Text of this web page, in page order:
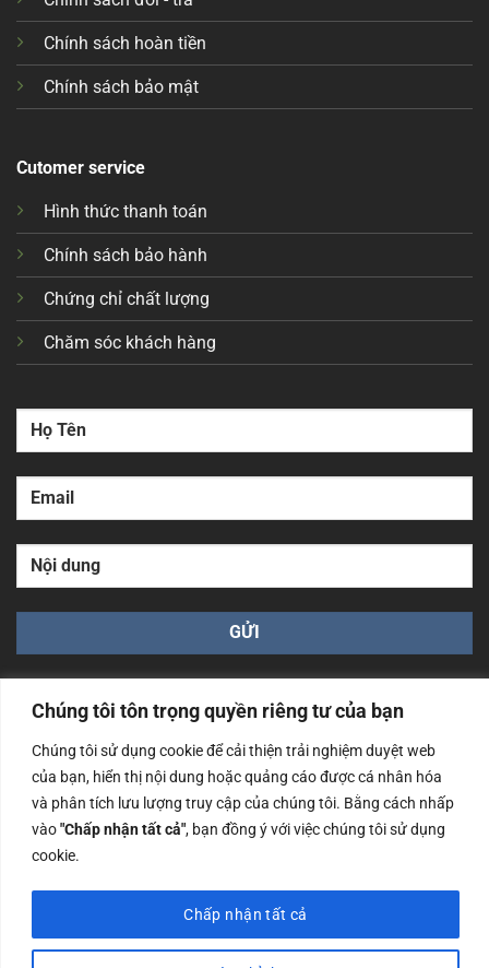
Chúng tôi tôn trọng quyền riêng tư của bạn
Chúng tôi sử dụng cookie để cải thiện trải nghiệm duyệt web
của bạn, hiển thị nội dung hoặc quảng cáo được cá nhân hóa
và phân tích lưu lượng truy cập của chúng tôi. Bằng cách nhấp
vào"Chấp nhận tất cả", bạn đồng ý với việc chúng tôi sử dụng
cookie.
Chấp nhận tất cả
Chính sách hoàn tiền
Chính sách bảo mật
Cutomer service
Hình thức thanh toán
Chính sách bảo hành
Chứng chỉ chất lượng
Chăm sóc khách hàng
Công ty TNHH Nam Bình Xương - Số ĐKKD: 0108783483
cấp ngày 14/06/2019 bởi Sở Kế Hoạch và Đầu Tư Tp. Hà
Nội
Copyrights @2023 Nam Binh Xuong. All Rights Reserved